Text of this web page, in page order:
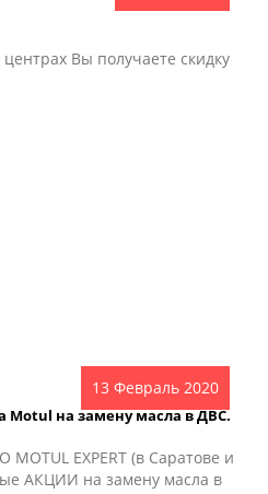
Вы получаете скидку
13 Февраль 2020
Motul на замену масла в ДВС.
EXPERT (в Саратове и
АКЦИИ на замену масла в